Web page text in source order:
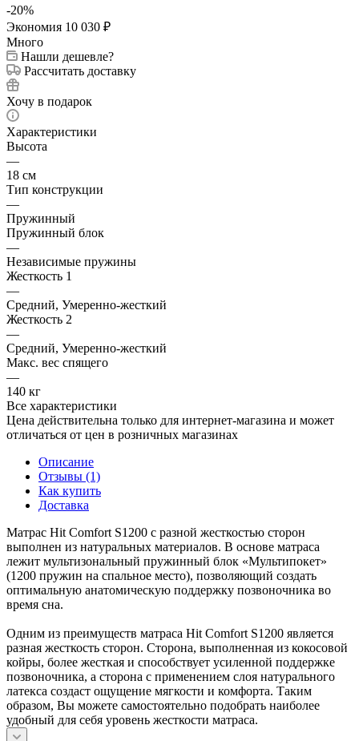
-20%
Экономия 10 030 ₽
Много
Нашли дешевле?
Рассчитать доставку
Хочу в подарок
Характеристики
Высота
—
18 см
Тип конструкции
—
Пружинный
Пружинный блок
—
Независимые пружины
Жесткость 1
—
Средний, Умеренно-жесткий
Жесткость 2
—
Средний, Умеренно-жесткий
Макс. вес спящего
—
140 кг
Все характеристики
Цена действительна только для интернет-магазина и может
отличаться от цен в розничных магазинах
Описание
Отзывы (1)
Как купить
Доставка
Матрас Hit Comfort S1200 с разной жесткостью сторон
выполнен из натуральных материалов. В основе матраса
лежит мультизональный пружинный блок «Мультипокет»
(1200 пружин на спальное место), позволяющий создать
оптимальную анатомическую поддержку позвоночника во
время сна.
Одним из преимуществ матраса Hit Comfort S1200 является
разная жесткость сторон. Сторона, выполненная из кокосовой
койры, более жесткая и способствует усиленной поддержке
позвоночника, а сторона с применением слоя натурального
латекса создаст ощущение мягкости и комфорта. Таким
образом, Вы можете самостоятельно подобрать наиболее
удобный для себя уровень жесткости матраса.